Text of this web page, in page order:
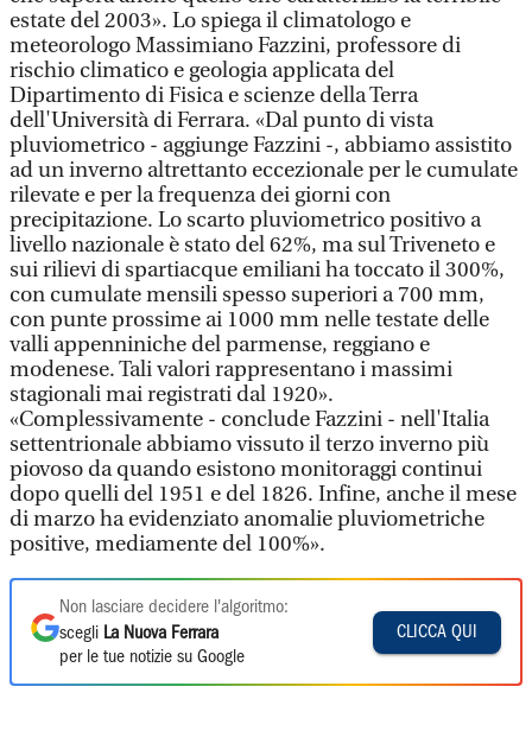
estate del 2003». Lo spiega il climatologo e
meteorologo Massimiano Fazzini, professore di
rischio climatico e geologia applicata del
Dipartimento di Fisica e scienze della Terra
dell'Università di Ferrara. «Dal punto di vista
pluviometrico - aggiunge Fazzini -, abbiamo assistito
ad un inverno altrettanto eccezionale per le cumulate
rilevate e per la frequenza dei giorni con
precipitazione. Lo scarto pluviometrico positivo a
livello nazionale è stato del 62%, ma sul Triveneto e
sui rilievi di spartiacque emiliani ha toccato il 300%,
con cumulate mensili spesso superiori a 700 mm,
con punte prossime ai 1000 mm nelle testate delle
valli appenniniche del parmense, reggiano e
modenese. Tali valori rappresentano i massimi
stagionali mai registrati dal 1920».
«Complessivamente - conclude Fazzini - nell'Italia
settentrionale abbiamo vissuto il terzo inverno più
piovoso da quando esistono monitoraggi continui
dopo quelli del 1951 e del 1826. Infine, anche il mese
di marzo ha evidenziato anomalie pluviometriche
positive, mediamente del 100%».
Non lasciare decidere l'algoritmo:
scegli La Nuova Ferrara
per le tue notizie su Google
CLICCA QUI